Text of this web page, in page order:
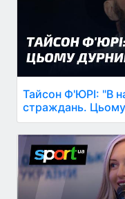
Тайсон Ф'ЮРІ: "В
страждань. Цьому